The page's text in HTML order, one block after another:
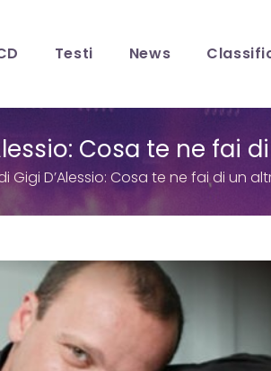
Testi News
Cosa te ne fai
Gigi D’Alessio: Cosa te ne fai di un